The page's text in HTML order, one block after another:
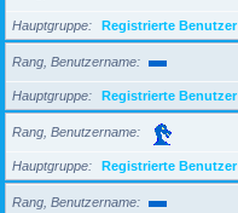
Hauptgruppe Registrierte Benutzer
Rang, Benutzername
Hauptgruppe Registrierte Benutzer
Rang, Benutzername
Hauptgruppe Registrierte Benutzer
Rang, Benutzername